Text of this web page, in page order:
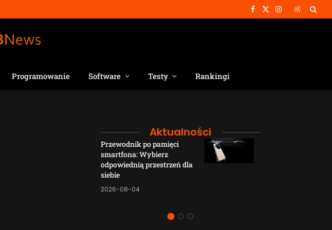
Facebook
X
Instagram
Programowanie Software Testy Rankingi
Aktualności
Przewodnik po pamięci
smartfona: Wybierz
odpowiednią przestrzeń dla
siebie
2026-08-04